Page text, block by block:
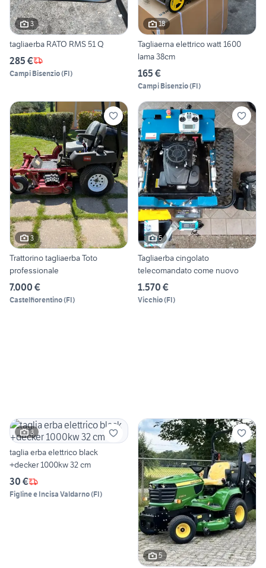
3
tagliaerba RATO RMS 51 Q
285 €
Campi Bisenzio(FI)
18
Tagliaerna elettrico watt 1600
lama 38cm
165 €
Campi Bisenzio(FI)
3
Trattorino tagliaerba Toto
professionale
7.000 €
Castelfiorentino(FI)
5
Tagliaerba cingolato
telecomandato come nuovo
1.570 €
Vicchio(FI)
3
taglia erba elettrico black
+decker 1000kw 32 cm
30 €
Figline e Incisa Valdarno(FI)
5